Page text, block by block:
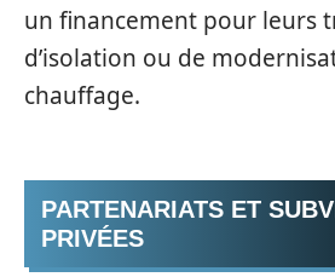
un financement pour leurs
d’isolation ou de
chauffage.
PARTENARIATS ET
PRIVÉES